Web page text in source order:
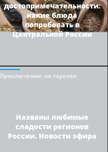
достопримечательности:
какие блюда
попробовать в
Центральной России
Приключения: на тарелке
Названы любимые
сладости регионов
России. Новости эфира